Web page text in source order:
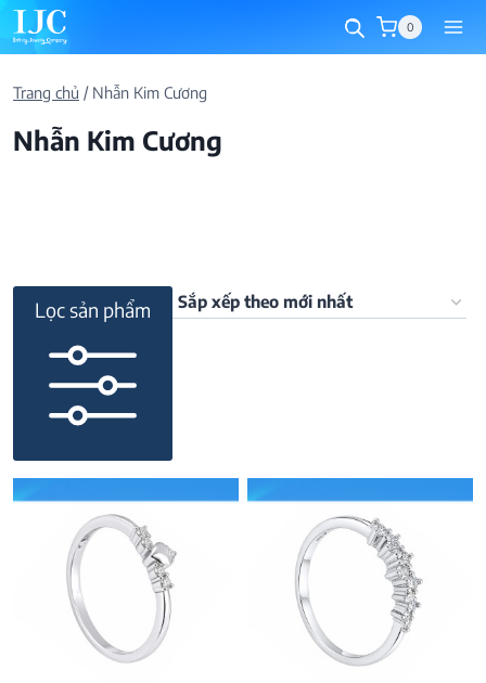
Skip
to
0
Trang chủ / Nhẫn Kim Cương
Nhẫn Kim Cương
Lọc sản phẩm